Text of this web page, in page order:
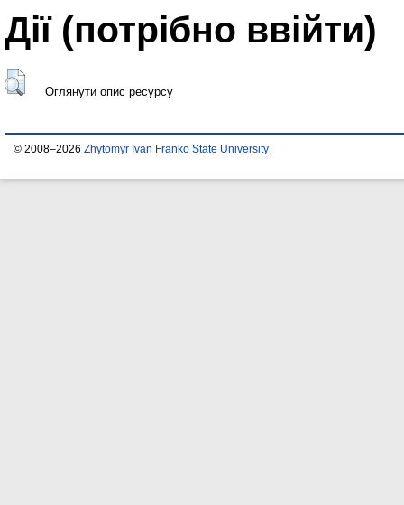
Дії ​​(потрібно ввійти)
Оглянути опис ресурсу
© 2008–2026 Zhytomyr Ivan Franko State University